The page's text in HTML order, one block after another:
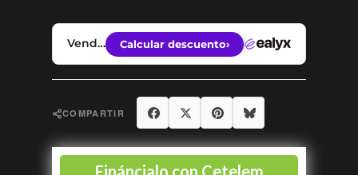
COMPARTIR Compartir
Tuitear